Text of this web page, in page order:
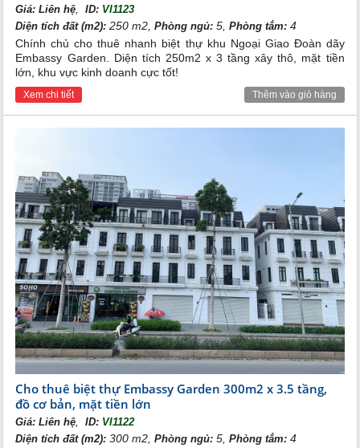
Giá:Liên hệ ID: VI1123
Diện tích đất (m2): 250 m2,Phòng ngủ: 5,Phòng tắm: 4
Chính chủ cho thuê nhanh biệt thự khu Ngoại Giao Đoàn dãy
Embassy Garden. Diện tích 250m2 x 3 tầng xây thô, mặt tiền
lớn, khu vực kinh doanh cực tốt!
Xem chi tiết Thêm vào giỏ hàng
Cho thuê biệt thự Embassy Garden 300m2 x 3.5 tầng,
đồ cơ bản, mặt tiền lớn
Giá:Liên hệ ID: VI1122
Diện tích đất (m2): 300 m2,Phòng ngủ: 5,Phòng tắm: 4